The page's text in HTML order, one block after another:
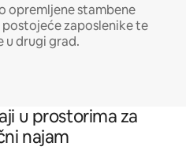
opremljene stambene
zaposlenike te
u drugi grad.
u prostorima za
najam